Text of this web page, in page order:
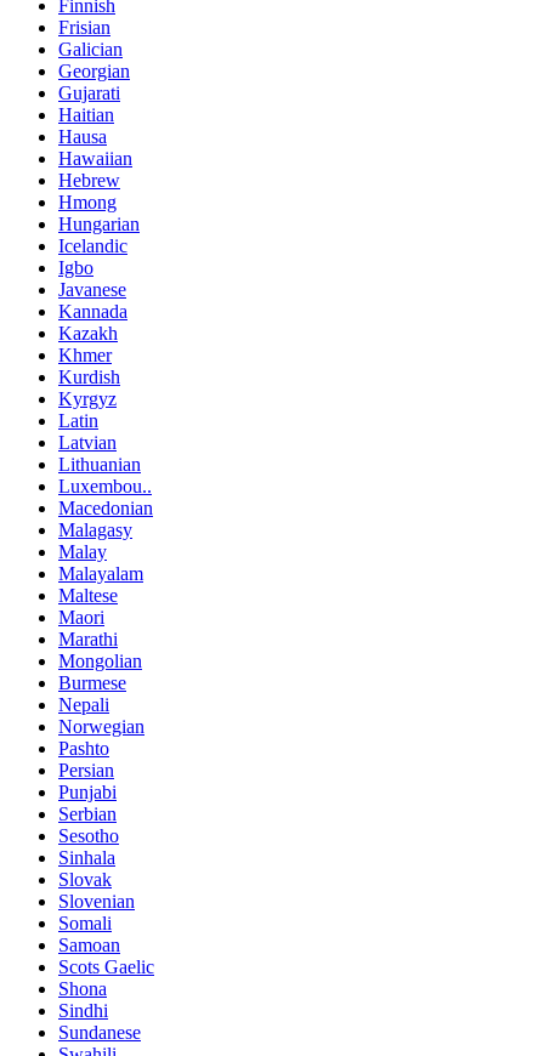
Finnish
Frisian
Galician
Georgian
Gujarati
Haitian
Hausa
Hawaiian
Hebrew
Hmong
Hungarian
Icelandic
Igbo
Javanese
Kannada
Kazakh
Khmer
Kurdish
Kyrgyz
Latin
Latvian
Lithuanian
Luxembou..
Macedonian
Malagasy
Malay
Malayalam
Maltese
Maori
Marathi
Mongolian
Burmese
Nepali
Norwegian
Pashto
Persian
Punjabi
Serbian
Sesotho
Sinhala
Slovak
Slovenian
Somali
Samoan
Scots Gaelic
Shona
Sindhi
Sundanese